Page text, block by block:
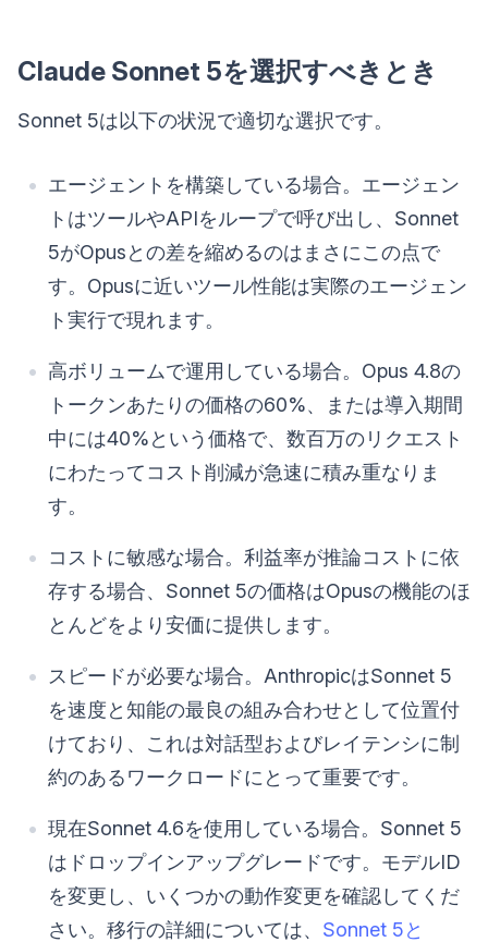
Claude Sonnet 5を選択すべきとき
Sonnet 5は以下の状況で適切な選択です。
エージェントを構築している場合。エージェン
トはツールやAPIをループで呼び出し、Sonnet
5がOpusとの差を縮めるのはまさにこの点で
す。Opusに近いツール性能は実際のエージェン
ト実行で現れます。
高ボリュームで運用している場合。Opus 4.8の
トークンあたりの価格の60%、または導入期間
中には40%という価格で、数百万のリクエスト
にわたってコスト削減が急速に積み重なりま
す。
コストに敏感な場合。利益率が推論コストに依
存する場合、Sonnet 5の価格はOpusの機能のほ
とんどをより安価に提供します。
スピードが必要な場合。AnthropicはSonnet 5
を速度と知能の最良の組み合わせとして位置付
けており、これは対話型およびレイテンシに制
約のあるワークロードにとって重要です。
現在Sonnet 4.6を使用している場合。Sonnet 5
はドロップインアップグレードです。モデルID
を変更し、いくつかの動作変更を確認してくだ
さい。移行の詳細については、 Sonnet 5と